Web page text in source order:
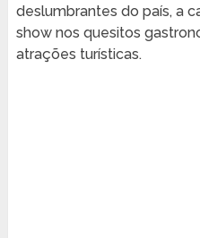
deslumbrantes do país, a
show nos quesitos
atrações turísticas.